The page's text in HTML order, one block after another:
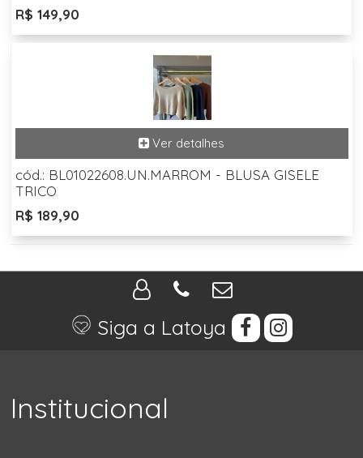
R$ 149,90
cód.: BL01022608.UN.MARROM - BLUSA GISELE
TRICO
R$ 189,90
Siga a Latoya
Institucional